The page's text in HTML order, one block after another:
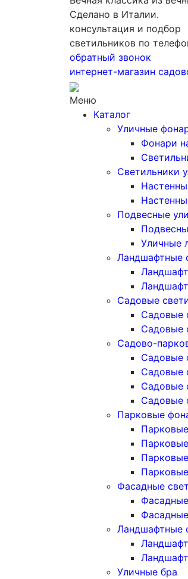
Сделано в Италии.
консультация и подбор
светильников по
обратный звонок
интернет-магазин
Меню
Каталог
Уличные
Фонари
Светильники
Подвесные
Уличные
Ландшафтные
Садовые
Садовые
Садовые
Садово-
Садовые
Садовые
Садовые
Садовые
Парковые
Фасадные
Ландшафтные
Уличные бра